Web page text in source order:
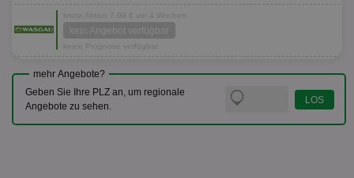
letzte Aktion 7,99 € vor 4 Wochen
kein Angebot verfügbar
keine Prognose verfügbar
mehr Angebote?
Geben Sie Ihre PLZ an, um regionale
Angebote zu sehen.